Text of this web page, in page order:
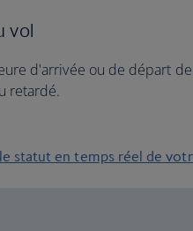
vol
d'arrivée ou de départ
retardé.
statut en temps réel de